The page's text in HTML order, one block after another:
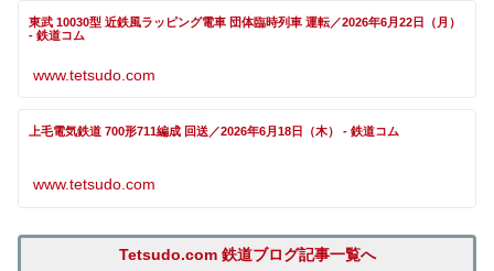
東武 10030型 近鉄風ラッピング電車 団体臨時列車 運転／2026年6月22日（月）
- 鉄道コム
www.tetsudo.com
上毛電気鉄道 700形711編成 回送／2026年6月18日（木） - 鉄道コム
www.tetsudo.com
Tetsudo.com 鉄道ブログ記事一覧へ